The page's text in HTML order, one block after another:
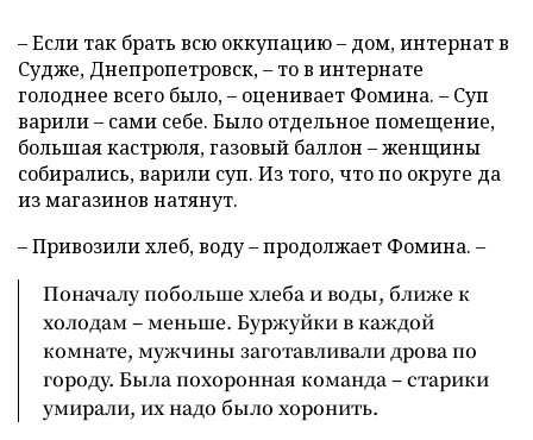
– Если так брать всю оккупацию – дом, интернат в
Судже, Днепропетровск, – то в интернате
голоднее всего было, – оценивает Фомина. – Суп
варили – сами себе. Было отдельное помещение,
большая кастрюля, газовый баллон – женщины
собирались, варили суп. Из того, что по округе да
из магазинов натянут.
– Привозили хлеб, воду – продолжает Фомина. –
Поначалу побольше хлеба и воды, ближе к
холодам – меньше. Буржуйки в каждой
комнате, мужчины заготавливали дрова по
городу. Была похоронная команда – старики
умирали, их надо было хоронить.